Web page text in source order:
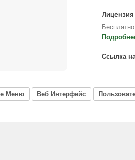
Лицензия
Ссылка
Меню Веб Интерфейс